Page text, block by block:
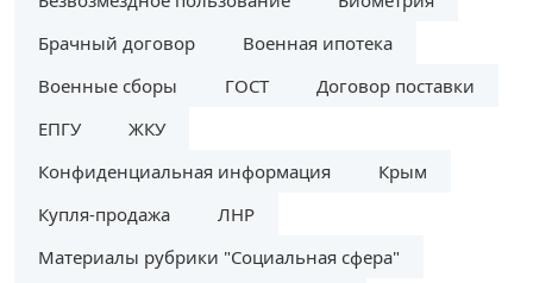
Брачный договор
Военная ипотека
Военные сборы
ГОСТ
Договор поставки
ЕПГУ
ЖКУ
Конфиденциальная информация
Крым
Купля-продажа
ЛНР
Материалы рубрики "Социальная сфера"